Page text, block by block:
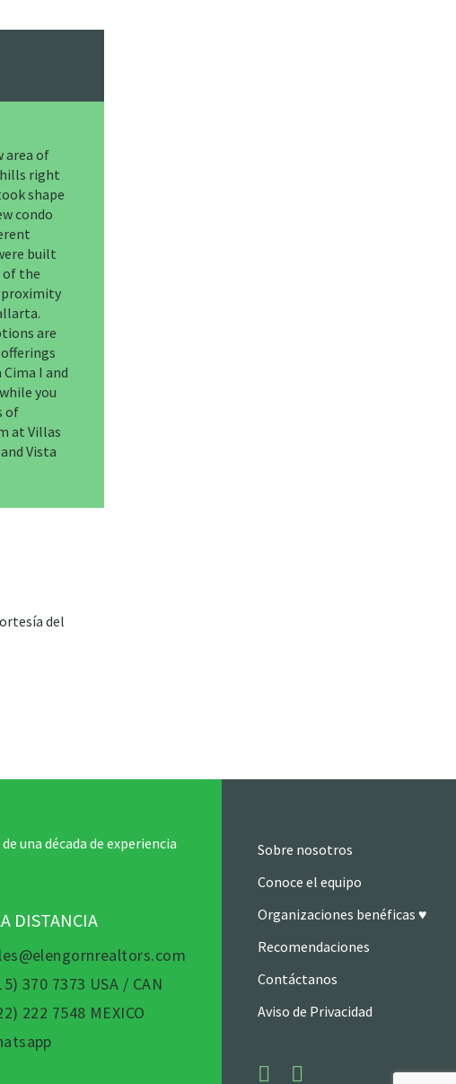
area of
right
shape
condo
built
of the
proximity
are
I and
you
of
at Villas
Vista
del
una década de experiencia
DISTANCIA
370 7373 USA / CAN
222 7548 MEXICO
Sobre nosotros
Conoce el equipo
Organizaciones benéficas ♥
Recomendaciones
Contáctanos
Aviso de Privacidad